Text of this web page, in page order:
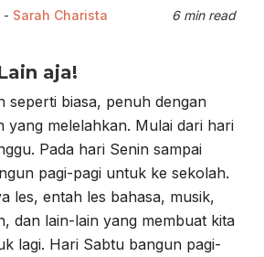
- Sarah Charista 6 min read
aja!
seperti biasa, penuh dengan
yang melelahkan. Mulai dari hari
Pada hari Senin sampai
pagi-pagi untuk ke sekolah.
les, entah les bahasa, musik,
dan lain-lain yang membuat kita
lagi. Hari Sabtu bangun pagi-